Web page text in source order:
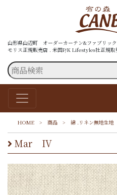
山形県山辺町 オーダーカーテン&ファブリッ
モリス正規販売店 . 米国P/K Lifestyles社正規取
HOME > 商品 > 綿 .リネン無地生地
Mar IV